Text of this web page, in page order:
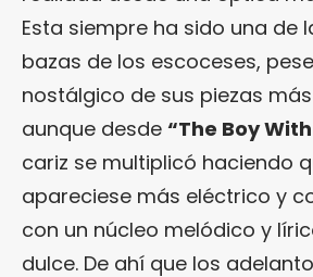
Esta siempre ha sido una de
bazas de los escoceses,
nostálgico de sus piezas
aunque desde “The Boy
cariz se multiplicó haciendo
apareciese más eléctrico y
con un núcleo melódico y
dulce. De ahí que los